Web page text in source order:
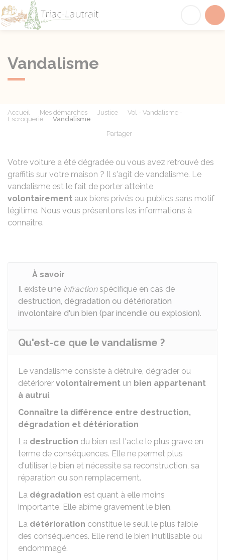
Vandalisme
Accueil Mes démarches Justice
Vol - Vandalisme -
Escroquerie
Vandalisme
Partager
Votre voiture a été dégradée ou vous avez retrouvé des
graffitis sur votre maison ? Il s'agit de vandalisme. Le
vandalisme est le fait de porter atteinte
volontairement aux biens privés ou publics sans motif
légitime. Nous vous présentons les informations à
connaître.
À savoir
Il existe une infractionspécifique en cas de
destruction, dégradation ou détérioration
involontaire d'un bien (par incendie ou explosion).
Qu'est-ce que le vandalisme ?
Le vandalisme consiste à détruire, dégrader ou
détériorer volontairement un bien appartenant
à autrui.
Connaître la différence entre destruction,
dégradation et détérioration
La destruction du bien est l'acte le plus grave en
terme de conséquences. Elle ne permet plus
d'utiliser le bien et nécessite sa reconstruction, sa
réparation ou son remplacement.
La dégradation est quant à elle moins
importante. Elle abîme gravement le bien.
La détérioration constitue le seuil le plus faible
des conséquences. Elle rend le bien inutilisable ou
endommagé.